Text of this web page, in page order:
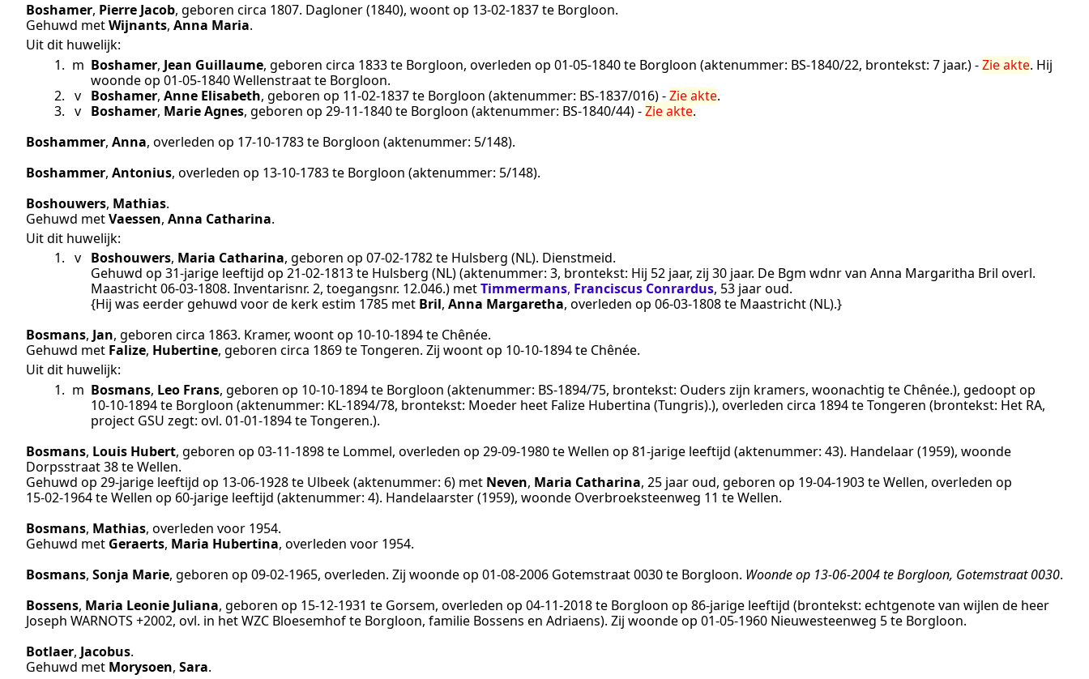
Boshamer, Pierre Jacob, geboren circa 1807. Dagloner (1840), woont op 13‑02‑1837te Borgloon.
Gehuwd metWijnants, Anna Maria.
Uit dit huwelijk:
1. m Boshamer, Jean Guillaume, geboren circa 1833te Borgloon, overleden op 01‑05‑1840te Borgloon (aktenummer: BS-1840/22, brontekst: 7 jaar.) -Zie akte. Hij
woonde op 01‑05‑1840Wellenstraat te Borgloon.
2. v Boshamer, Anne Elisabeth, geboren op 11‑02‑1837te Borgloon (aktenummer: BS-1837/016) -Zie akte.
3. v Boshamer, Marie Agnes, geboren op 29‑11‑1840te Borgloon (aktenummer: BS-1840/44) -Zie akte.
Boshammer, Anna, overleden op 17‑10‑1783te Borgloon (aktenummer: 5/148).
Boshammer, Antonius, overleden op 13‑10‑1783te Borgloon (aktenummer: 5/148).
Boshouwers, Mathias.
Gehuwd metVaessen, Anna Catharina.
Uit dit huwelijk:
1. v Boshouwers, Maria Catharina, geboren op 07‑02‑1782te Hulsberg (NL). Dienstmeid.
Gehuwd op 31-jarige leeftijd op 21‑02‑1813te Hulsberg (NL)(aktenummer: 3, brontekst: Hij 52 jaar, zij 30 jaar. De Bgm wdnr van Anna Margaritha Bril overl.
Maastricht 06-03-1808. Inventarisnr. 2, toegangsnr. 12.046.) metTimmermans, Franciscus Conrardus, 53 jaar oud.
{Hij was eerder gehuwd voor de kerkestim 1785 met Bril, Anna Margaretha, overleden op 06‑03‑1808te Maastricht (NL).}
Bosmans, Jan, geboren circa 1863. Kramer, woont op 10‑10‑1894te Chênée.
Gehuwd met Falize, Hubertine, geboren circa 1869teTongeren. Zij woont op 10‑10‑1894te Chênée.
Uit dit huwelijk:
1. m Bosmans, Leo Frans, geboren op 10‑10‑1894te Borgloon (aktenummer: BS-1894/75, brontekst: Ouders zijn kramers, woonachtig te Chênée.), gedoopt op
10‑10‑1894te Borgloon (aktenummer: KL-1894/78, brontekst: Moeder heet Falize Hubertina (Tungris).), overleden circa 1894teTongeren (brontekst: Het RA,
project GSU zegt: ovl. 01-01-1894 te Tongeren.).
Bosmans, Louis Hubert, geboren op 03‑11‑1898te Lommel, overleden op 29‑09‑1980teWellen op 81-jarige leeftijd (aktenummer: 43). Handelaar (1959), woonde
Dorpsstraat 38 teWellen.
Gehuwd op 29-jarige leeftijd op 13‑06‑1928te Ulbeek(aktenummer: 6) met Neven, Maria Catharina, 25 jaar oud, geboren op 19‑04‑1903teWellen, overleden op
15‑02‑1964teWellen op 60-jarige leeftijd (aktenummer: 4). Handelaarster (1959), woonde Overbroeksteenweg 11 teWellen.
Bosmans, Mathias, overleden voor 1954.
Gehuwd met Geraerts, Maria Hubertina, overleden voor 1954.
Bosmans, Sonja Marie, geboren op 09‑02‑1965, overleden. Zij woonde op 01‑08‑2006 Gotemstraat 0030 te Borgloon. Woonde op 13-06-2004 te Borgloon, Gotemstraat 0030.
Bossens, Maria Leonie Juliana, geboren op 15‑12‑1931 te Gorsem, overleden op 04‑11‑2018te Borgloon op 86-jarige leeftijd (brontekst: echtgenote van wijlen de heer
Joseph WARNOTS +2002, ovl. in het WZC Bloesemhof te Borgloon, familie Bossens en Adriaens). Zij woonde op 01‑05‑1960 Nieuwesteenweg 5 te Borgloon.
Botlaer, Jacobus.
Gehuwd met Morysoen, Sara.